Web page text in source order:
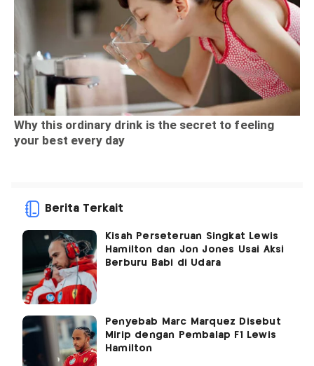
Berita Terkait
Kisah Perseteruan Singkat Lewis
Hamilton dan Jon Jones Usai Aksi
Berburu Babi di Udara
Penyebab Marc Marquez Disebut
Mirip dengan Pembalap F1 Lewis
Hamilton